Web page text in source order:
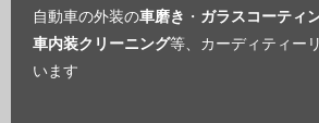
自動車の外装の車磨き ・ ガラスコーティ
車内装クリーニング等、カーディティー
います